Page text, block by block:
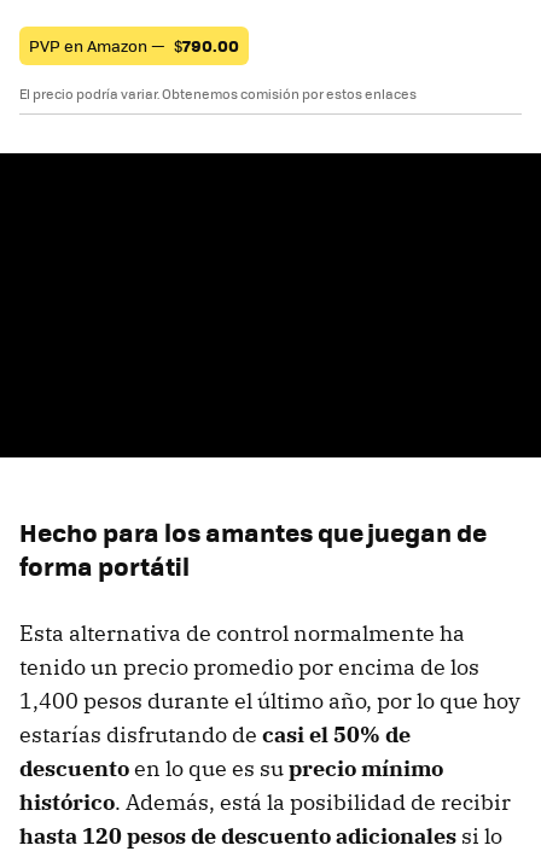
PVP en Amazon — $790.00
El precio podría variar. Obtenemos comisión por estos enlaces
Hecho para los amantes que juegan de
forma portátil
Esta alternativa de control normalmente ha
tenido un precio promedio por encima de los
1,400 pesos durante el último año, por lo que hoy
estarías disfrutando de casi el 50% de
descuentoen lo que es suprecio mínimo
histórico. Además, está la posibilidad de recibir
hasta 120 pesos de descuento adicionales si lo